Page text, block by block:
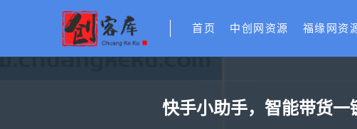
首页 中创网资源 福缘网资
快手小助手，智能带货